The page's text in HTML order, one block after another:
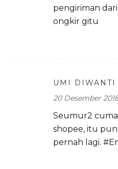
pengiriman
ongkir gitu
UMI DIWANTI
20 Desember
Seumur2
shopee, itu
pernah lagi.